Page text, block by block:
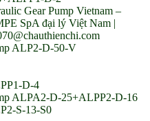
Gear Pump Vietnam –
SpA đại lý Việt Nam |
ALP2-D-50-V
D-4
ALPA2-D-25+ALPP2-D-16
S-13-S0